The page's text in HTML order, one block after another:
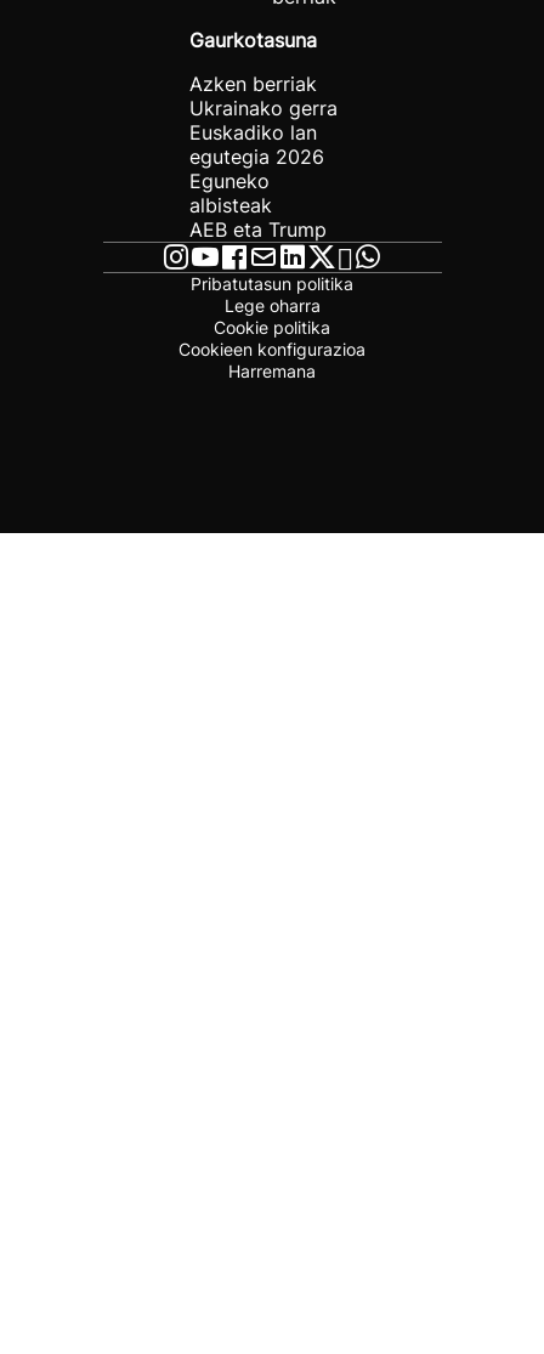
Gaurkotasuna
Azken berriak
Ukrainako gerra
Euskadiko lan
egutegia 2026
Eguneko
albisteak
AEB eta Trump
Pribatutasun politika
Lege oharra
Cookie politika
Cookieen konfigurazioa
Harremana